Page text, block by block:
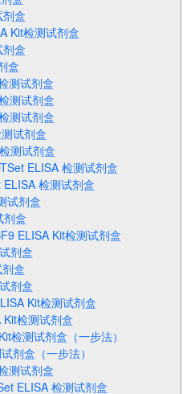
盒
Kit检测试剂盒
盒
盒
测试剂盒
测试剂盒
测试剂盒
试剂盒
测试剂盒
ELISA 检测试剂盒
检测试剂盒
试剂盒
剂盒
ELISA Kit检测试剂盒
剂盒
盒
剂盒
Kit检测试剂盒
检测试剂盒
检测试剂盒（一步法）
剂盒（一步法）
测试剂盒
ELISA 检测试剂盒